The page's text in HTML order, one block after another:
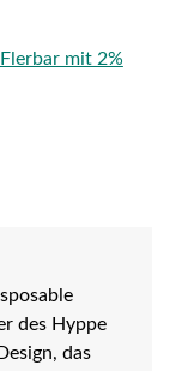
Flerbar mit 2%
des Hyppe
das